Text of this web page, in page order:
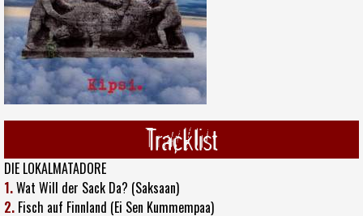
Tracklist
DIE LOKALMATADORE
1.Wat Will der Sack Da? (Saksaan)
2. Fisch auf Finnland (Ei Sen Kummempaa)